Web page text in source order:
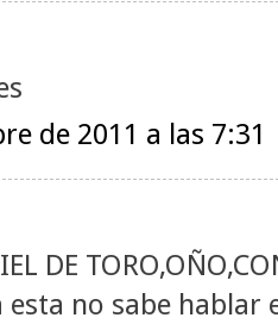
de 2011 a las 7:31
DE
no sabe hablar